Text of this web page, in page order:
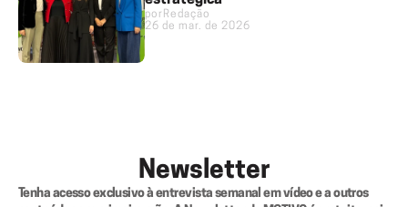
por Redação
26 de mar. de 2026
Newsletter
Tenha acesso exclusivo à entrevista semanal em vídeo e a outros